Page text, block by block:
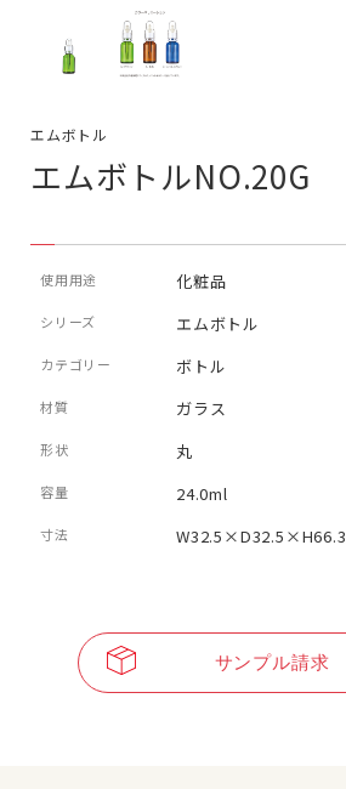
エムボトル
エムボトルNO.20G
使用用途 化粧品
シリーズ エムボトル
カテゴリー ボトル
材質 ガラス
形状 丸
容量 24.0ml
寸法 W32.5×D32.5×H66.3
サンプル請求